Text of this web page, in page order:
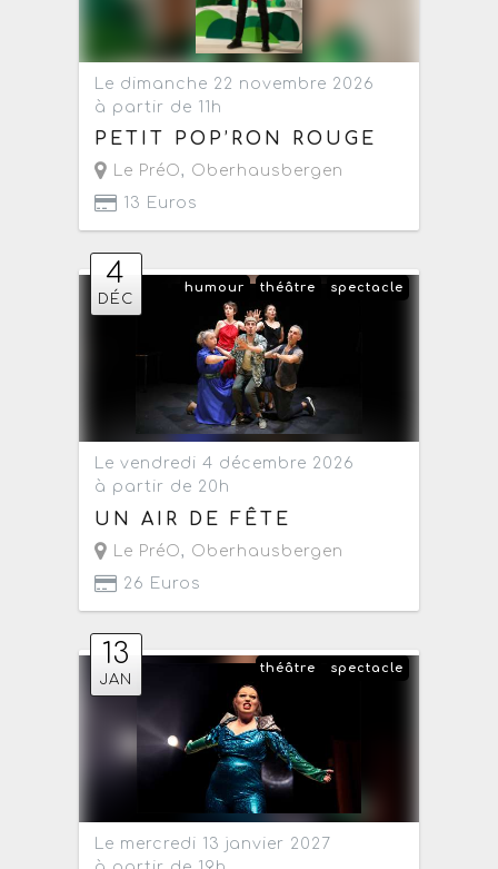
Le dimanche 22 novembre 2026
à partir de 11h
PETIT POP’RON ROUGE
Le PréO, Oberhausbergen
13 Euros
4
DÉC
spectacle
théâtre
humour
Le vendredi 4 décembre 2026
à partir de 20h
UN AIR DE FÊTE
Le PréO, Oberhausbergen
26 Euros
13
JAN
spectacle
théâtre
Le mercredi 13 janvier 2027